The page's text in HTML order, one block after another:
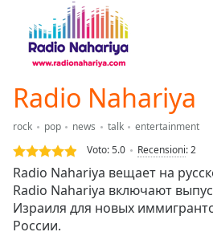
Forward
Mute
Current
Loaded :
0.00%
Stream
TypeLIVE
Seek to
live,
currently
Radio Nahariya
rock pop news talk
entertainment
Voto:5.0 Recensioni:2
Radio Nahariya вещает на
Radio Nahariya включают
Израиля для новых
России.